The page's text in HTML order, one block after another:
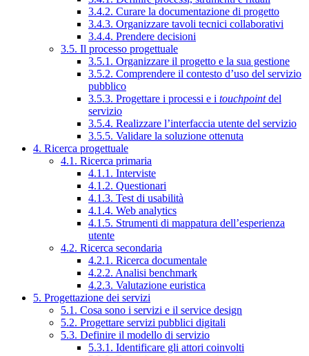
3.4.2. Curare la documentazione di progetto
3.4.3. Organizzare tavoli tecnici collaborativi
3.4.4. Prendere decisioni
3.5. Il processo progettuale
3.5.1. Organizzare il progetto e la sua gestione
3.5.2. Comprendere il contesto d’uso del servizio
pubblico
3.5.3. Progettare i processi e i touchpointdel
servizio
3.5.4. Realizzare l’interfaccia utente del servizio
3.5.5. Validare la soluzione ottenuta
4. Ricerca progettuale
4.1. Ricerca primaria
4.1.1. Interviste
4.1.2. Questionari
4.1.3. Test di usabilità
4.1.4. Web analytics
4.1.5. Strumenti di mappatura dell’esperienza
utente
4.2. Ricerca secondaria
4.2.1. Ricerca documentale
4.2.2. Analisi benchmark
4.2.3. Valutazione euristica
5. Progettazione dei servizi
5.1. Cosa sono i servizi e il service design
5.2. Progettare servizi pubblici digitali
5.3. Definire il modello di servizio
5.3.1. Identificare gli attori coinvolti